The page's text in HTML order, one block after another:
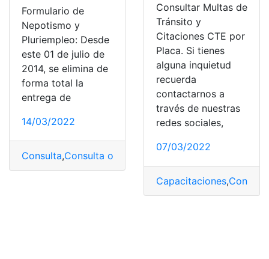
Formulario de
Nepotismo y
Pluriempleo: Desde
este 01 de julio de
2014, se elimina de
forma total la
entrega de
14/03/2022
Consulta,Consulta online Ecuador
Consultar Multas de
Tránsito y
Citaciones CTE por
Placa. Si tienes
alguna inquietud
recuerda
contactarnos a
través de nuestras
redes sociales,
07/03/2022
Capacitaciones,Consulta